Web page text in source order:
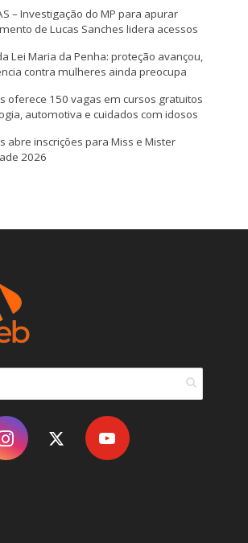
– Investigação do MP para apurar
de Lucas Sanches lidera acessos
Lei Maria da Penha: proteção avançou,
contra mulheres ainda preocupa
oferece 150 vagas em cursos gratuitos
automotiva e cuidados com idosos
abre inscrições para Miss e Mister
2026